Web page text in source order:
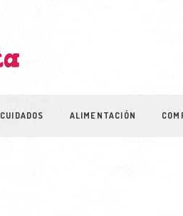
CUIDADOS ALIMENTACIÓN